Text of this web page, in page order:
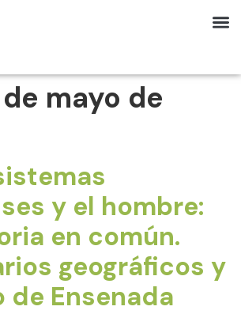
mayo de
y el hombre:
en común.
geográficos y
de Ensenada